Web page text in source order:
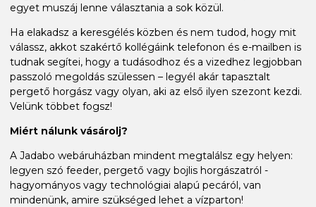
egyet muszáj lenne választania a sok közül.
Ha elakadsz a keresgélés közben és nem tudod, hogy mit
válassz, akkot szakértő kollégáink telefonon és e-mailben is
tudnak segítei, hogy a tudásodhoz és a vizedhez legjobban
passzoló megoldás szülessen – legyél akár tapasztalt
pergető horgász vagy olyan, aki az első ilyen szezont kezdi.
Velünk többet fogsz!
Miért nálunk vásárolj?
A Jadabo webáruházban mindent megtalálsz egy helyen:
legyen szó feeder, pergető vagy bojlis horgászatról -
hagyományos vagy technológiai alapú pecáról, van
mindenünk, amire szükséged lehet a vízparton!